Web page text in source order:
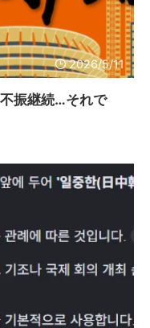
2026/5/11
振継続…それで